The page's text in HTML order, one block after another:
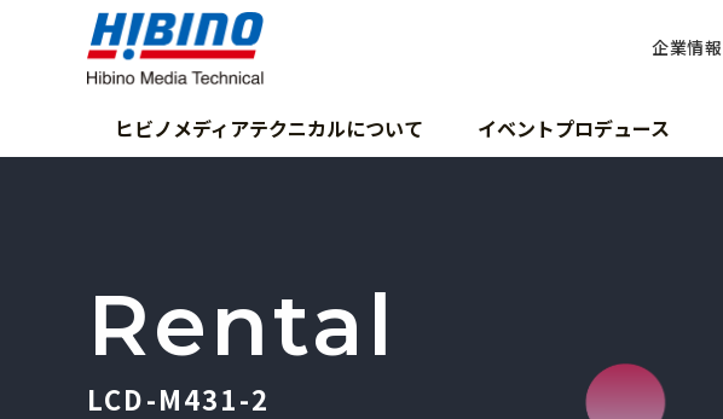
企業情報
ヒビノメディアテクニカルについて イベントプロデュース
Rental
LCD-M431-2